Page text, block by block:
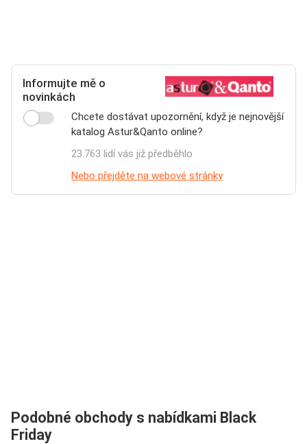
Informujte mě o
novinkách
Chcete dostávat upozornění, když je nejnovější
katalog Astur&Qanto online?
23.763 lidí vás již předběhlo
Nebo přejděte na webové stránky
Podobné obchody s nabídkami Black
Friday